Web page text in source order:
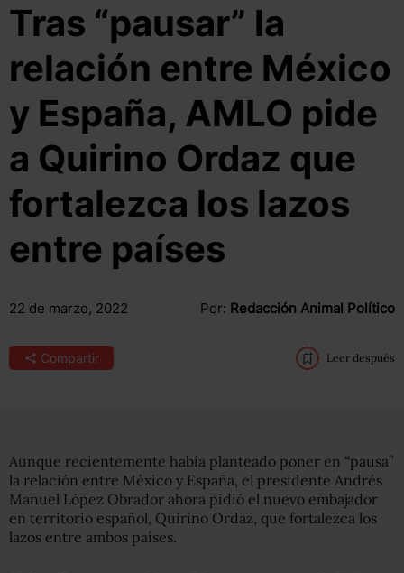
Tras “pausar” la
relación entre México
y España, AMLO pide
a Quirino Ordaz que
fortalezca los lazos
entre países
22 de marzo, 2022 Por: Redacción Animal Político
Compartir Leer después
Aunque recientemente había planteado poner en “pausa”
la relación entre México y España, el presidente Andrés
Manuel López Obrador ahora pidió el nuevo embajador
en territorio español, Quirino Ordaz, que fortalezca los
lazos entre ambos países.